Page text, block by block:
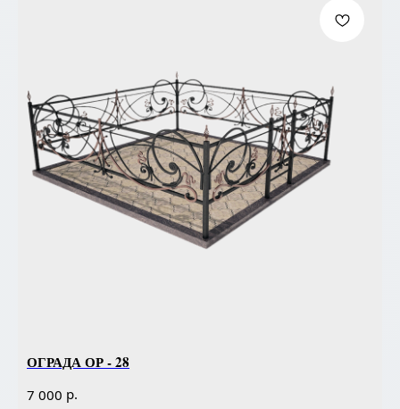
ОГРАДА ОР - 28
7 000 р.